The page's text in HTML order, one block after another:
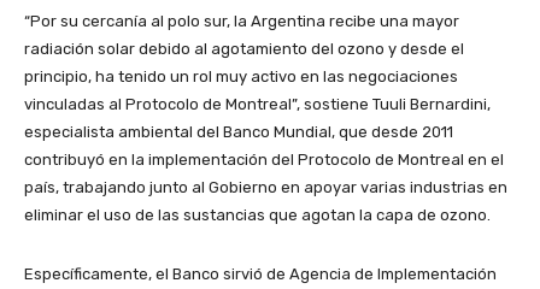
“Por su cercanía al polo sur, la Argentina recibe una mayor
radiación solar debido al agotamiento del ozono y desde el
principio, ha tenido un rol muy activo en las negociaciones
vinculadas al Protocolo de Montreal”, sostiene Tuuli Bernardini,
especialista ambiental del Banco Mundial, que desde 2011
contribuyó en la implementación del Protocolo de Montreal en el
país, trabajando junto al Gobierno en apoyar varias industrias en
eliminar el uso de las sustancias que agotan la capa de ozono.
Específicamente, el Banco sirvió de Agencia de Implementación